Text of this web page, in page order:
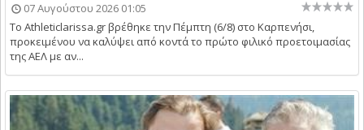
07 Αυγούστου 2026 01:05
Το Athleticlarissa.gr βρέθηκε την Πέμπτη (6/8) στο Καρπενήσι,
προκειμένου να καλύψει από κοντά το πρώτο φιλικό προετοιμασίας
της ΑΕΛ με αν...